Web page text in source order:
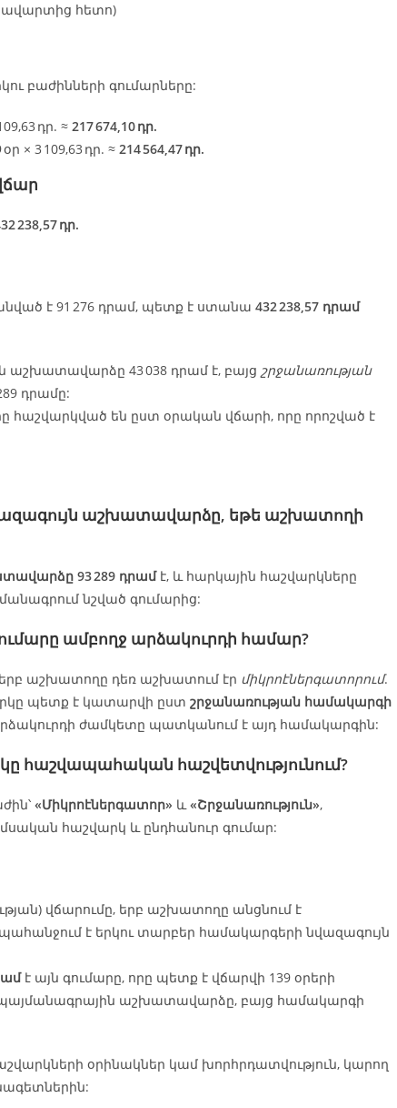
ավարտից հետո)
բաժինների գումարները:
դր. ≈ 217 674,10 դր.
× 3 109,63 դր. ≈ 214 564,47 դր.
238,57 դր.
է 91 276 դրամ, պետք է ստանա 432 238,57 դրամ
աշխատավարձը 43 038 դրամ է, բայց շրջանառության
դրամը:
հաշվարկված են ըստ օրական վճարի, որը որոշված է
աշխատավարձը, եթե աշխատողի
93 289 դրամէ, և հարկային հաշվարկները
նշված գումարից:
ամբողջ արձակուրդի համար?
երբ աշխատողը դեռ աշխատում էր միկրոէներգատորում.
պետք է կատարվի ըստ շրջանառության համակարգի
ժամկետը պատկանում է այդ համակարգին:
հաշվապահական հաշվետվությունում?
«Միկրոէներգատոր» և«Շրջանառություն»,
հաշվարկ և ընդհանուր գումար:
վճարումը, երբ աշխատողը անցնում է
է երկու տարբեր համակարգերի նվազագույն
է այն գումարը, որը պետք է վճարվի 139 օրերի
պայմանագրային աշխատավարձը, բայց համակարգի
օրինակներ կամ խորհրդատվություն, կարող